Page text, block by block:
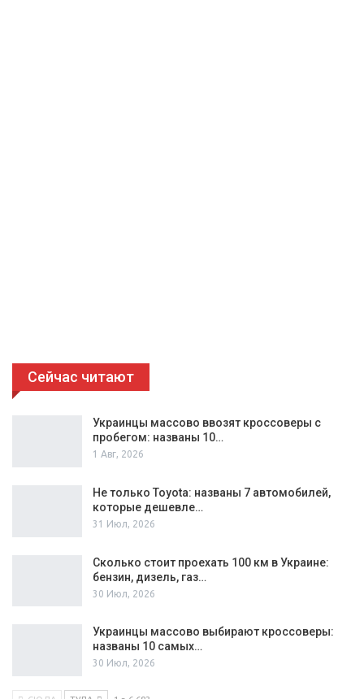
Сейчас читают
Украинцы массово ввозят кроссоверы с
пробегом: названы 10…
1 Авг, 2026
Не только Toyota: названы 7 автомобилей,
которые дешевле…
31 Июл, 2026
Сколько стоит проехать 100 км в Украине:
бензин, дизель, газ…
30 Июл, 2026
Украинцы массово выбирают кроссоверы:
названы 10 самых…
30 Июл, 2026